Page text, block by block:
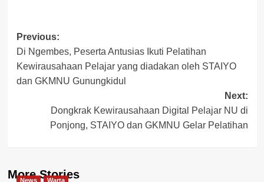
Post
navigation
Previous:
Di Ngembes, Peserta Antusias Ikuti Pelatihan
Kewirausahaan Pelajar yang diadakan oleh STAIYO
dan GKMNU Gunungkidul
Next:
Dongkrak Kewirausahaan Digital Pelajar NU di
Ponjong, STAIYO dan GKMNU Gelar Pelatihan
More Stories
News Warta